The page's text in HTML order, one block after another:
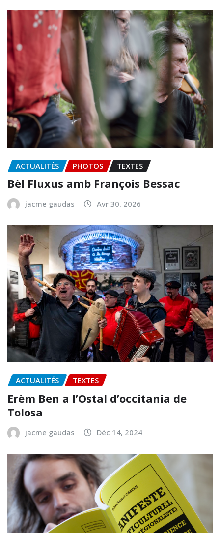
ACTUALITÉS PHOTOS TEXTES
Bèl Fluxus amb François Bessac
jacme gaudas Avr 30, 2026
ACTUALITÉS TEXTES
Erèm Ben a l’Ostal d’occitania de
Tolosa
jacme gaudas Déc 14, 2024